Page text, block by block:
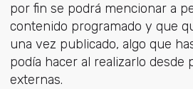
por fin se podrá mencionar a
contenido programado y que
una vez publicado, algo que
podía hacer al realizarlo desde
externas.